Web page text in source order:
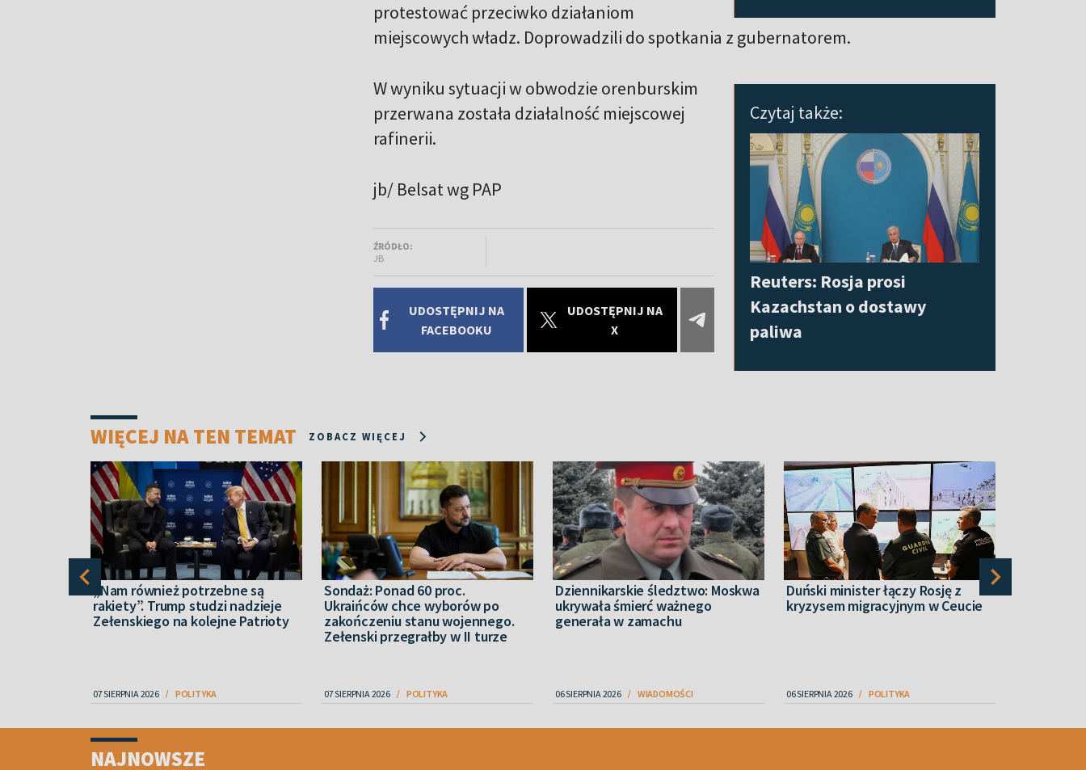
protestować przeciwko działaniom
miejscowych władz. Doprowadzili do spotkania z gubernatorem.
Czytaj także:
Reuters: Rosja prosi
Kazachstan o dostawy
paliwa
W wyniku sytuacji w obwodzie orenburskim
przerwana została działalność miejscowej
rafinerii.
jb/ Belsat wg PAP
ŹRÓDŁO:
JB
UDOSTĘPNIJ NA
FACEBOOKU
UDOSTĘPNIJ NA
X
WIĘCEJ NA TEN TEMAT ZOBACZ WIĘCEJ
„Nam również potrzebne są
rakiety”. Trump studzi nadzieje
Zełenskiego na kolejne Patrioty
07 SIERPNIA 2026 POLITYKA
Sondaż: Ponad 60 proc.
Ukraińców chce wyborów po
zakończeniu stanu wojennego.
Zełenski przegrałby w II turze
07 SIERPNIA 2026 POLITYKA
Dziennikarskie śledztwo: Moskwa
ukrywała śmierć ważnego
generała w zamachu
06 SIERPNIA 2026 WIADOMOŚCI
Duński minister łączy Rosję z
kryzysem migracyjnym w Ceucie
06 SIERPNIA 2026 POLITYKA
NAJNOWSZE